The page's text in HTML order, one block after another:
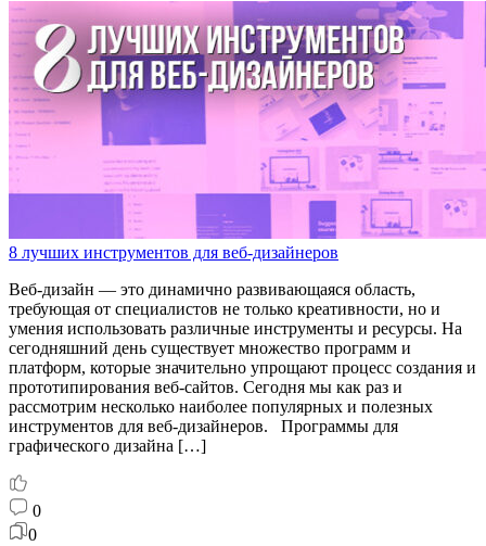
8 лучших инструментов для веб-дизайнеров
Веб-дизайн — это динамично развивающаяся область,
требующая от специалистов не только креативности, но и
умения использовать различные инструменты и ресурсы. На
сегодняшний день существует множество программ и
платформ, которые значительно упрощают процесс создания и
прототипирования веб-сайтов. Сегодня мы как раз и
рассмотрим несколько наиболее популярных и полезных
инструментов для веб-дизайнеров. Программы для
графического дизайна […]
0
0